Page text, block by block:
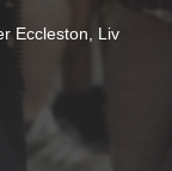
Eccleston
Liv